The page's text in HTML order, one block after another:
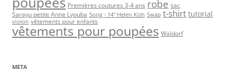
Premières coutures 3-4 ans robe sac
Sarayu petite Anne Lyouba Song - 14" Helen Kish Swap t-shirt tutorial
violon vêtements pour enfants
vêtements pour poupées Waldorf
META